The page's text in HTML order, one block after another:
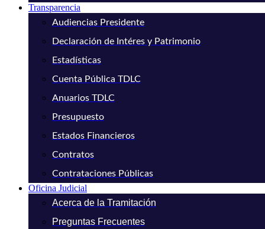
Transparencia
Audiencias Presidente
Declaración de Intéres y Patrimonio
Estadísticas
Cuenta Pública TDLC
Anuarios TDLC
Presupuesto
Estados Financieros
Contratos
Contrataciones Públicas
Oficina Judicial
Acerca de la Tramitación
Preguntas Frecuentes